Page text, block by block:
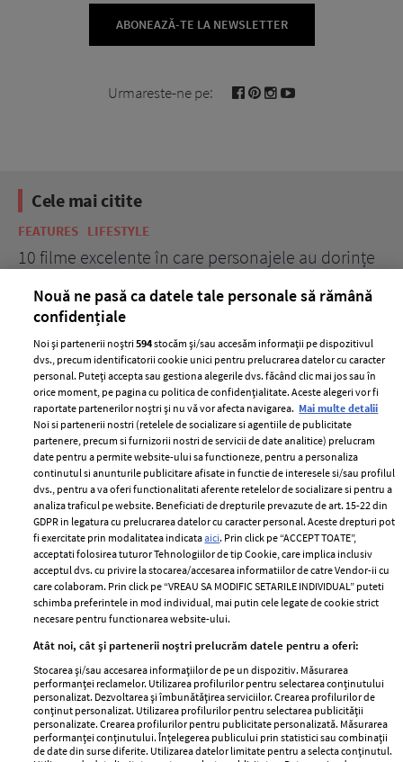
ABONEAZĂ-TE LA NEWSLETTER
Urmareste-ne pe:
Cele mai citite
FEATURES LIFESTYLE
10 filme excelente în care personajele au dorințe
ELLE Style Awards
2024
Despre ELLE
Romania
Contact
Abonamente
Termeni si conditii
Politica de
confidențialitate
Politica de cookies
Publicitate
GSP
Unica
Baby
Retete
femei
Viva
Avantaje
Retete practice
Nouă ne pasă ca datele tale personale să rămână
confidențiale
Noi și partenerii noștri594stocăm și/sau accesăm informații pe dispozitivul
dvs., precum identificatorii cookie unici pentru prelucrarea datelor cu caracter
personal. Puteți accepta sau gestiona alegerile dvs. făcând clic mai jos sau în
orice moment, pe pagina cu politica de confidențialitate. Aceste alegeri vor fi
raportate partenerilor noștri și nu vă vor afecta navigarea. Mai multe detalii
Noi si partenerii nostri (retelele de socializare si agentiile de publicitate
partenere, precum si furnizorii nostri de servicii de date analitice) prelucram
date pentru a permite website-ului sa functioneze, pentru a personaliza
continutul si anunturile publicitare afisate in functie de interesele si/sau profilul
dvs., pentru a va oferi functionalitati aferente retelelor de socializare si pentru a
analiza traficul pe website. Beneficiati de drepturile prevazute de art. 15-22 din
GDPR in legatura cu prelucrarea datelor cu caracter personal. Aceste drepturi pot
fi exercitate prin modalitatea indicataaici. Prin click pe “ACCEPT TOATE”,
acceptati folosirea tuturor Tehnologiilor de tip Cookie, care implica inclusiv
acceptul dvs. cu privire la stocarea/accesarea informatiilor de catre Vendor-ii cu
care colaboram. Prin click pe “VREAU SA MODIFIC SETARILE INDIVIDUAL” puteti
schimba preferintele in mod individual, mai putin cele legate de cookie strict
necesare pentru functionarea website-ului.
Atât noi, cât și partenerii noștri prelucrăm datele pentru a oferi:
Stocarea și/sau accesarea informațiilor de pe un dispozitiv. Măsurarea
performanței reclamelor. Utilizarea profilurilor pentru selectarea conținutului
personalizat. Dezvoltarea și îmbunătățirea serviciilor. Crearea profilurilor de
conținut personalizat. Utilizarea profilurilor pentru selectarea publicității
personalizate. Crearea profilurilor pentru publicitate personalizată. Măsurarea
performanței conținutului. Înțelegerea publicului prin statistici sau combinații
de date din surse diferite. Utilizarea datelor limitate pentru a selecta conținutul.